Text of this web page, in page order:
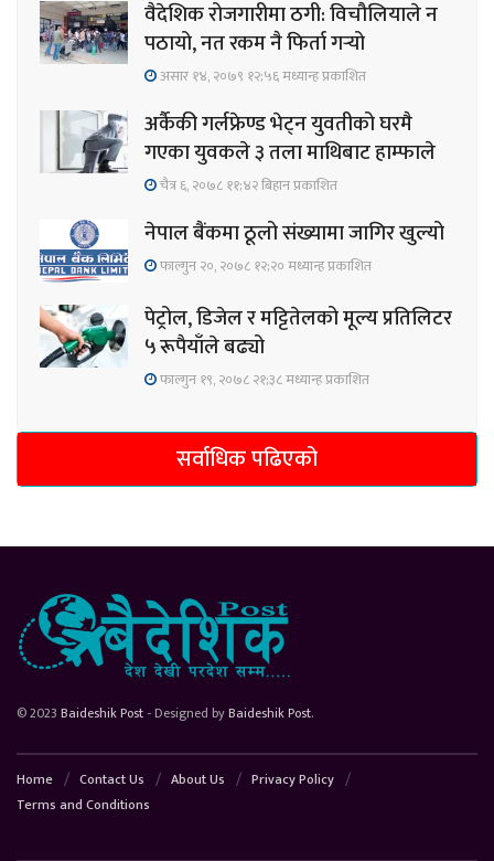
वैदेशिक रोजगारीमा ठगी: विचौलियाले न
पठायो, नत रकम नै फिर्ता गर्‍यो
असार १४, २०७९ १२;५६ मध्यान्ह प्रकाशित
अर्कैकी गर्लफ्रेण्ड भेट्न युवतीको घरमै
गएका युवकले ३ तला माथिबाट हाम्फाले
चैत्र ६, २०७८ ११;४२ बिहान प्रकाशित
नेपाल बैंकमा ठूलो संख्यामा जागिर खुल्यो
फाल्गुन २०, २०७८ १२;२० मध्यान्ह प्रकाशित
पेट्रोल, डिजेल र मट्टितेलको मूल्य प्रतिलिटर
५ रूपैयाँले बढ्यो
फाल्गुन १९, २०७८ २१;३८ मध्यान्ह प्रकाशित
सर्वाधिक पढिएको
© 2023 Baideshik Post - Designed byBaideshik Post.
Home Contact Us About Us
Privacy Policy
Terms and Conditions